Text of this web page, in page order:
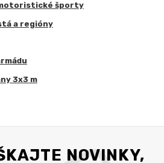
športy
a regióny
3x3 m
NOVINKY,